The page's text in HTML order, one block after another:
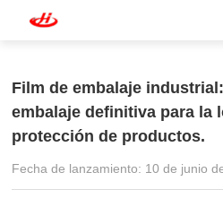
Film de embalaje
embalaje definitiva para la
protección de productos.
Fecha de lanzamiento: 10 de junio